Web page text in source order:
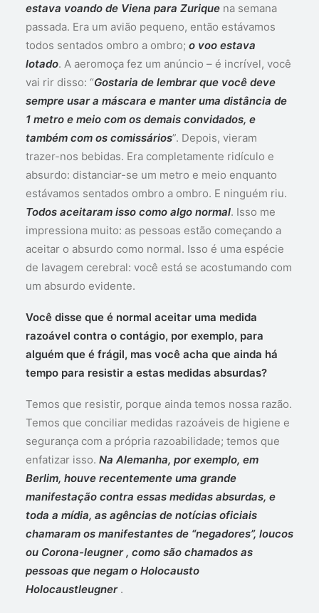
estava voando de Viena para Zurique na semana
passada. Era um avião pequeno, então estávamos
todos sentados ombro a ombro; o voo estava
lotado. A aeromoça fez um anúncio – é incrível, você
vai rir disso: “Gostaria de lembrar que você deve
sempre usar a máscara e manter uma distância de
1 metro e meio com os demais convidados, e
também com os comissários”. Depois, vieram
trazer-nos bebidas. Era completamente ridículo e
absurdo: distanciar-se um metro e meio enquanto
estávamos sentados ombro a ombro. E ninguém riu.
Todos aceitaram isso como algo normal. Isso me
impressiona muito: as pessoas estão começando a
aceitar o absurdo como normal. Isso é uma espécie
de lavagem cerebral: você está se acostumando com
um absurdo evidente.
Você disse que é normal aceitar uma medida
razoável contra o contágio, por exemplo, para
alguém que é frágil, mas você acha que ainda há
tempo para resistir a estas medidas absurdas?
Temos que resistir, porque ainda temos nossa razão.
Temos que conciliar medidas razoáveis de higiene e
segurança com a própria razoabilidade; temos que
enfatizar isso. Na Alemanha, por exemplo, em
Berlim, houve recentemente uma grande
manifestação contra essas medidas absurdas, e
toda a mídia, as agências de notícias oficiais
chamaram os manifestantes de “negadores”, loucos
ou Corona-leugner , como são chamados as
pessoas que negam o Holocausto
Holocaustleugner.